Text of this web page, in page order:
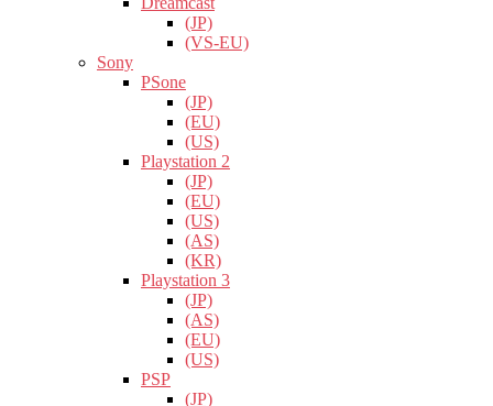
(JP)
(VS-EU)
Sony
PSone
(JP)
(EU)
(US)
Playstation 2
(JP)
(EU)
(US)
(AS)
(KR)
Playstation 3
(JP)
(AS)
(EU)
(US)
PSP
(JP)